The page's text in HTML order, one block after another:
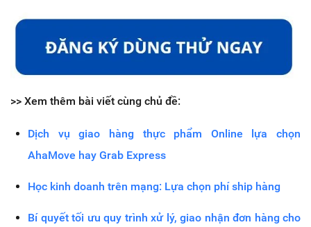
>> Xem thêm bài viết cùng chủ đề:
Dịch vụ giao hàng thực phẩm Online lựa chọn
AhaMove hay Grab Express
Học kinh doanh trên mạng: Lựa chọn phí ship hàng
Bí quyết tối ưu quy trình xử lý, giao nhận đơn hàng cho